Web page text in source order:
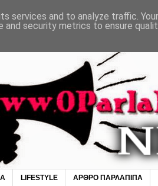
LIFESTYLE ΑΡΘΡΟ ΠΑΡΛΑΠΙΠΑ
services and to analyze traffic.
and security metrics to ensure